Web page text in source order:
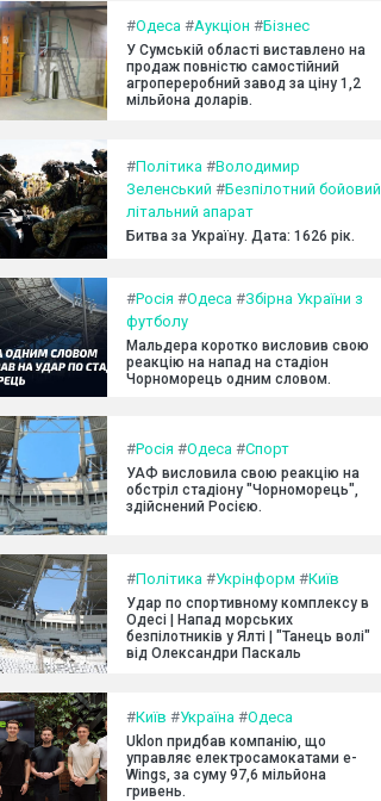
#Одеса #Аукціон #Бізнес
У Сумській області виставлено на
продаж повністю самостійний
агропереробний завод за ціну 1,2
мільйона доларів.
#Політика #Володимир
Зеленський #Безпілотний бойовий
літальний апарат
Битва за Україну. Дата: 1626 рік.
#Росія #Одеса #Збірна України з
футболу
Мальдера коротко висловив свою
реакцію на напад на стадіон
Чорноморець одним словом.
#Росія #Одеса #Спорт
УАФ висловила свою реакцію на
обстріл стадіону "Чорноморець",
здійснений Росією.
#Політика #Укрінформ #Київ
Удар по спортивному комплексу в
Одесі | Напад морських
безпілотників у Ялті | "Танець волі"
від Олександри Паскаль
#Київ #Україна #Одеса
Uklon придбав компанію, що
управляє електросамокатами e-
Wings, за суму 97,6 мільйона
гривень.